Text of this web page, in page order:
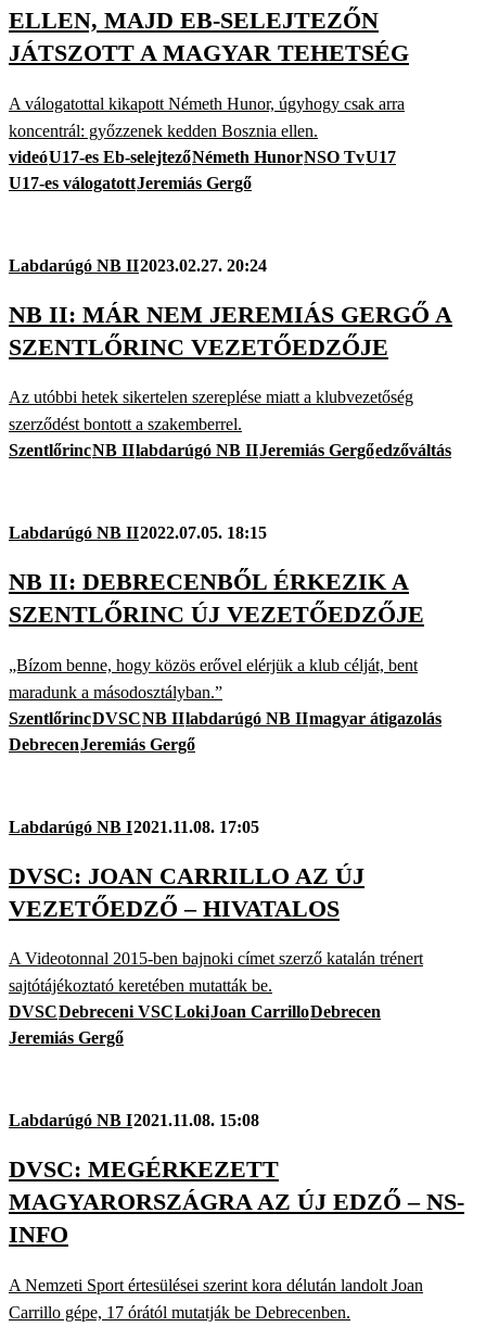
ELLEN, MAJD EB-SELEJTEZŐN
JÁTSZOTT A MAGYAR TEHETSÉG
A válogatottal kikapott Németh Hunor, úgyhogy csak arra
koncentrál: győzzenek kedden Bosznia ellen.
videóU17-es Eb-selejtezőNémeth HunorNSO TvU17
U17-es válogatottJeremiás Gergő
Labdarúgó NB II2023.02.27. 20:24
NB II: MÁR NEM JEREMIÁS GERGŐ A
SZENTLŐRINC VEZETŐEDZŐJE
Az utóbbi hetek sikertelen szereplése miatt a klubvezetőség
szerződést bontott a szakemberrel.
SzentlőrincNB IIlabdarúgó NB IIJeremiás Gergőedzőváltás
Labdarúgó NB II2022.07.05. 18:15
NB II: DEBRECENBŐL ÉRKEZIK A
SZENTLŐRINC ÚJ VEZETŐEDZŐJE
„Bízom benne, hogy közös erővel elérjük a klub célját, bent
maradunk a másodosztályban.”
SzentlőrincDVSCNB IIlabdarúgó NB IImagyar átigazolás
DebrecenJeremiás Gergő
Labdarúgó NB I2021.11.08. 17:05
DVSC: JOAN CARRILLO AZ ÚJ
VEZETŐEDZŐ – HIVATALOS
A Videotonnal 2015-ben bajnoki címet szerző katalán trénert
sajtótájékoztató keretében mutatták be.
DVSCDebreceni VSCLokiJoan CarrilloDebrecen
Jeremiás Gergő
Labdarúgó NB I2021.11.08. 15:08
DVSC: MEGÉRKEZETT
MAGYARORSZÁGRA AZ ÚJ EDZŐ – NS-
INFO
A Nemzeti Sport értesülései szerint kora délután landolt Joan
Carrillo gépe, 17 órától mutatják be Debrecenben.